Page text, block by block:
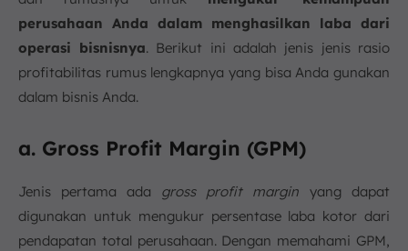
perusahaan Anda dalam menghasilkan laba dari
operasi bisnisnya. Berikut ini adalah jenis jenis rasio
profitabilitas rumus lengkapnya yang bisa Anda gunakan
dalam bisnis Anda.
a. Gross Profit Margin (GPM)
Jenis pertama ada gross profit margin yang dapat
digunakan untuk mengukur persentase laba kotor dari
pendapatan total perusahaan. Dengan memahami GPM,